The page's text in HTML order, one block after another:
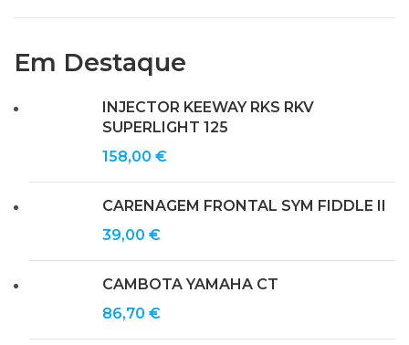
Em Destaque
INJECTOR KEEWAY RKS RKV
SUPERLIGHT 125
158,00 €
CARENAGEM FRONTAL SYM FIDDLE II
39,00 €
CAMBOTA YAMAHA CT
86,70 €